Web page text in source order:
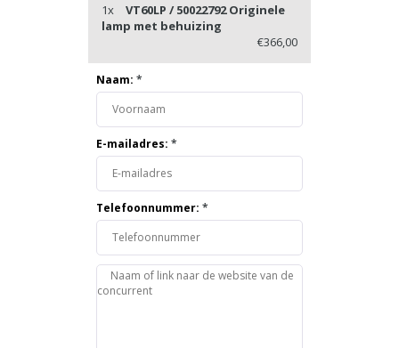
1x
VT60LP / 50022792 Originele
lamp met behuizing
€366,00
Naam: *
E-mailadres: *
Telefoonnummer: *